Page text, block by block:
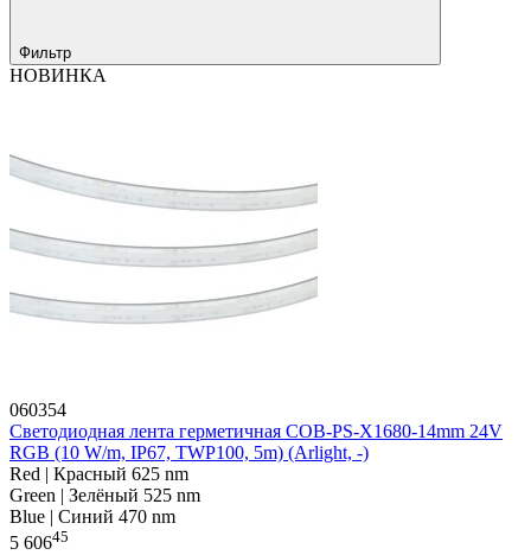
Фильтр
НОВИНКА
060354
Светодиодная лента герметичная COB-PS-X1680-14mm 24V
RGB (10 W/m, IP67, TWP100, 5m) (Arlight, -)
Red | Красный 625 nm
Green | Зелёный 525 nm
Blue | Синий 470 nm
5 60645